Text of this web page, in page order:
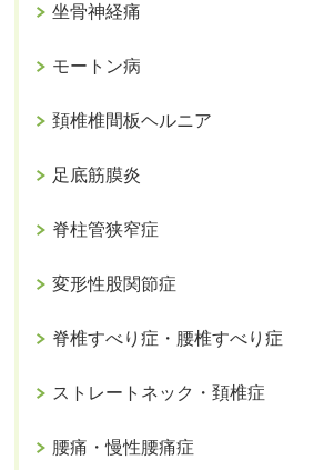
坐骨神経痛
モートン病
頚椎椎間板ヘルニア
足底筋膜炎
脊柱管狭窄症
変形性股関節症
脊椎すべり症・腰椎すべり症
ストレートネック・頚椎症
腰痛・慢性腰痛症